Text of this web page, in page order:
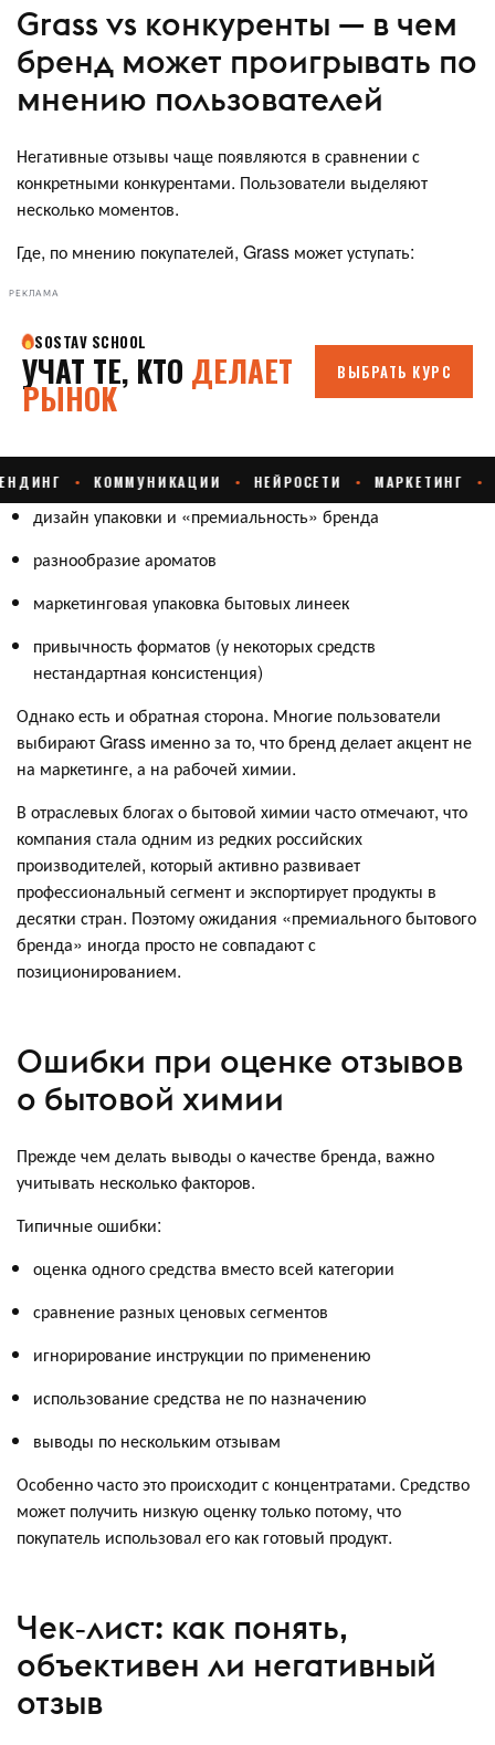
Grass vs конкуренты — в чем
бренд может проигрывать по
мнению пользователей
Негативные отзывы чаще появляются в сравнении с
конкретными конкурентами. Пользователи выделяют
несколько моментов.
Где, по мнению покупателей, Grass может уступать:
РЕКЛАМА
дизайн упаковки и «премиальность» бренда
разнообразие ароматов
маркетинговая упаковка бытовых линеек
привычность форматов (у некоторых средств
нестандартная консистенция)
Однако есть и обратная сторона. Многие пользователи
выбирают Grass именно за то, что бренд делает акцент не
на маркетинге, а на рабочей химии.
В отраслевых блогах о бытовой химии часто отмечают, что
компания стала одним из редких российских
производителей, который активно развивает
профессиональный сегмент и экспортирует продукты в
десятки стран. Поэтому ожидания «премиального бытового
бренда» иногда просто не совпадают с
позиционированием.
Ошибки при оценке отзывов
о бытовой химии
Прежде чем делать выводы о качестве бренда, важно
учитывать несколько факторов.
Типичные ошибки:
оценка одного средства вместо всей категории
сравнение разных ценовых сегментов
игнорирование инструкции по применению
использование средства не по назначению
выводы по нескольким отзывам
Особенно часто это происходит с концентратами. Средство
может получить низкую оценку только потому, что
покупатель использовал его как готовый продукт.
Чек‑лист: как понять,
объективен ли негативный
отзыв